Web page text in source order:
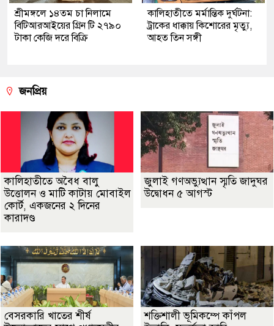
শ্রীমঙ্গলে ১৪তম চা নিলামে
বিটিআরআইয়ের গ্রিন টি ২৭৯০
টাকা কেজি দরে বিক্রি
কালিহাতীতে মর্মান্তিক দুর্ঘটনা:
ট্রাকের ধাক্কায় কিশোরের মৃত্যু,
আহত তিন সঙ্গী
জনপ্রিয়
কালিহাতীতে অবৈধ বালু
উত্তোলন ও মাটি কাটায় মোবাইল
কোর্ট, একজনের ২ দিনের
কারাদণ্ড
জুলাই গণঅভ্যুত্থান স্মৃতি জাদুঘর
উদ্বোধন ৫ আগস্ট
বেসরকারি খাতের শীর্ষ
শক্তিশালী ভূমিকম্পে কাঁপল